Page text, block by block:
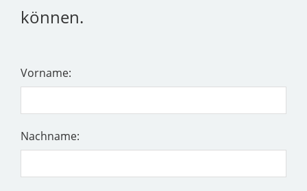
können.
Vorname:
Nachname: